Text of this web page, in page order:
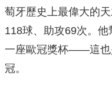
萄牙歷史上最偉大的
118球、助攻69次。
一座歐冠獎杯——這也
冠。